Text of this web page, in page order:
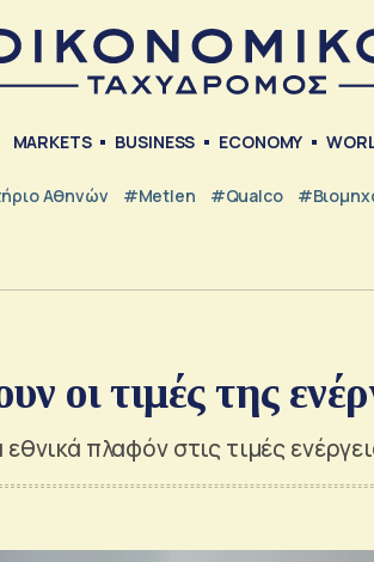
MARKETS BUSINESS ECONOMY
Αθηνών #metlen #Qualco
οι τιμές της
πλαφόν στις τιμές